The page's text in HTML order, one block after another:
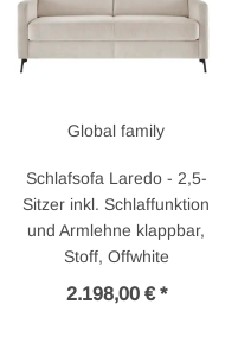
Global family
Schlafsofa Laredo - 2,5-
Sitzer inkl. Schlaffunktion
und Armlehne klappbar,
Stoff, Offwhite
2.198,00 € *